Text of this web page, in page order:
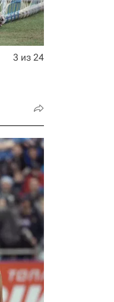
3 из 24